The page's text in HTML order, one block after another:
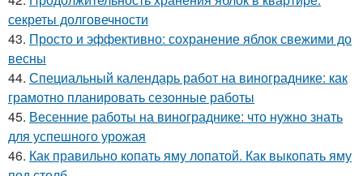
секреты долговечности
43. Просто и эффективно: сохранение яблок свежими до
весны
44. Специальный календарь работ на винограднике: как
грамотно планировать сезонные работы
45. Весенние работы на винограднике: что нужно знать
для успешного урожая
46. Как правильно копать яму лопатой. Как выкопать яму